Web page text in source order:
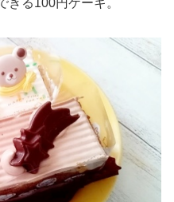
きる100円ケーキ。